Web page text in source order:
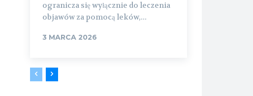
ogranicza się wyłącznie do leczenia
objawów za pomocą leków,...
3 MARCA 2026